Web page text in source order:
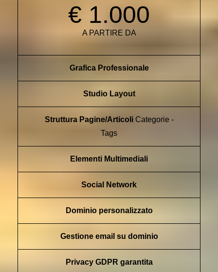
€ 1.000
A PARTIRE DA
Grafica Professionale
Studio Layout
Struttura Pagine/ArticoliCategorie -
Tags
Elementi Multimediali
Social Network
Dominio personalizzato
Gestione email su dominio
Privacy GDPR garantita